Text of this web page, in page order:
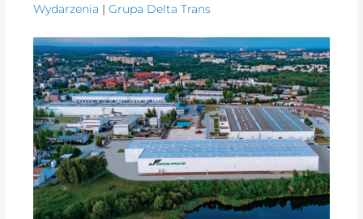
Wydarzenia |Grupa Delta Trans